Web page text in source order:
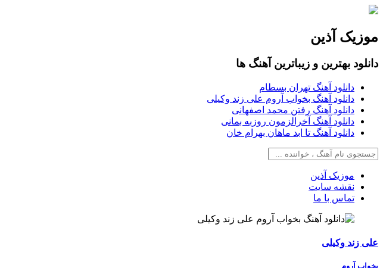
موزیک آذین
دانلود بهترین و زیباترین آهنگ ها
دانلود آهنگ تهران بسطام
دانلود آهنگ بخواب آروم علی زند وکیلی
دانلود آهنگ رفتن محمد اصفهانی
دانلود آهنگ آخرالزمون روزبه بمانی
دانلود آهنگ تا ابد ماهان بهرام خان
موزیک آذین
نقشه سایت
تماس با ما
علی زند وکیلی
بخواب آروم